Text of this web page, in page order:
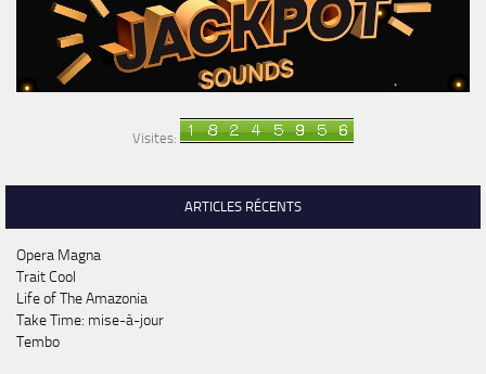
Visites:
ARTICLES RÉCENTS
Opera Magna
Trait Cool
Life of The Amazonia
Take Time: mise-à-jour
Tembo